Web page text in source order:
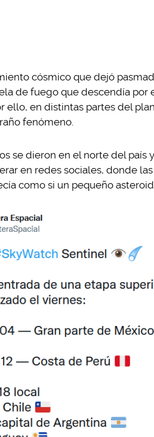
cósmico que dejó
de fuego que descendía por
ello, en distintas partes del
fenómeno.
se dieron en el norte del
en redes sociales, donde
como si un pequeño